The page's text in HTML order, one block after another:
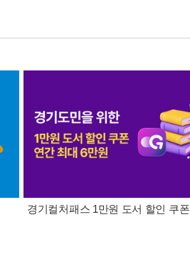
경기컬처패스 1만원 도서 할인 쿠폰